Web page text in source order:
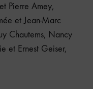
Pierre Amey,
et Jean-Marc
Chautems, Nancy
et Ernest Geiser,